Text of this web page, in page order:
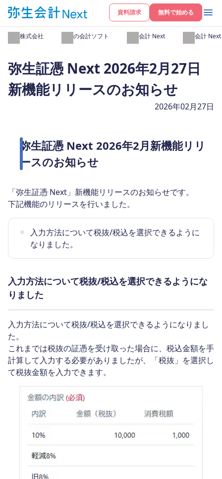
無料で始める
資料請求
弥生株式会社 弥生の会計ソフト 弥生会計 Next 弥生会計
弥生証憑 Next 2026年2月27日
新機能リリースのお知らせ
2026年02月27日
弥生証憑 Next 2026年2月新機能リリ
ースのお知らせ
「弥生証憑 Next」新機能リリースのお知らせです。
下記機能のリリースを行いました。
入力方法について税抜/税込を選択できるように
なりました。
入力方法について税抜/税込を選択できるようにな
りました
入力方法について税抜/税込を選択できるようになりまし
た。
これまでは税抜の証憑を受け取った場合に、税込金額を手
計算して入力する必要がありましたが、「税抜」を選択し
て税抜金額を入力できます。